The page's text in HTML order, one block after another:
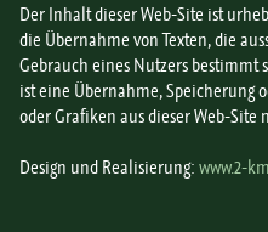
Der Inhalt dieser Web-Site ist
die Übernahme von Texten, die
Gebrauch eines Nutzers bestimmt
ist eine Übernahme, Speicherung
oder Grafiken aus dieser Web-Site
Design und Realisierung: www.2-